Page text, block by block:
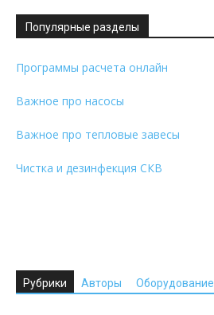
Популярные разделы
Программы расчета онлайн
Важное про насосы
Важное про тепловые завесы
Чистка и дезинфекция СКВ
Рубрики Авторы Оборудование